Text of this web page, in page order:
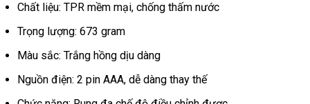
nữ
Nhật
Bản
hãng
kích
Chất liệu: TPR mềm mại, chống thấm nước
Trọng lượng: 673 gram
Màu sắc: Trắng hồng dịu dàng
Nguồn điện: 2 pin AAA, dễ dàng thay thế